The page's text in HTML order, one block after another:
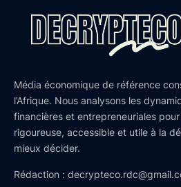
Média économique de référence
l’Afrique. Nous analysons les
financières et entrepreneuriales
rigoureuse, accessible et utile à la
mieux décider.
Rédaction :